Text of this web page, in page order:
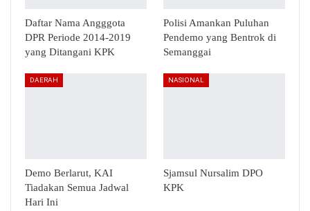
Daftar Nama Angggota
DPR Periode 2014-2019
yang Ditangani KPK
Polisi Amankan Puluhan
Pendemo yang Bentrok di
Semanggai
DAERAH
Demo Berlarut, KAI
Tiadakan Semua Jadwal
Hari Ini
NASIONAL
Sjamsul Nursalim DPO
KPK